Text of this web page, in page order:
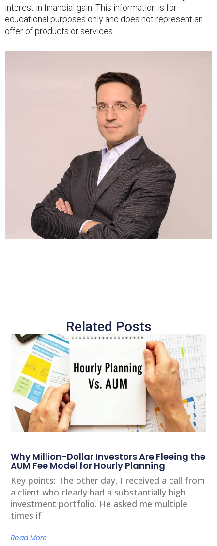
interest in financial gain. This information is for
educational purposes only and does not represent an
offer of products or services.
Related Posts
Why Million-Dollar Investors Are Fleeing the
AUM Fee Model for Hourly Planning
Key points: The other day, I received a call from
a client who clearly had a substantially high
investment portfolio. He asked me multiple
times if
Read More